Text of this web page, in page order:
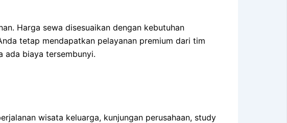
Harga sewa disesuaikan dengan kebutuhan
tetap mendapatkan pelayanan premium dari tim
ada biaya tersembunyi.
wisata keluarga, kunjungan perusahaan, study